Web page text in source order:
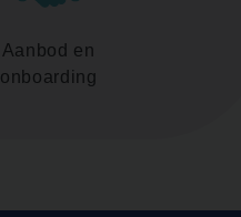
Aanbod en
onboarding